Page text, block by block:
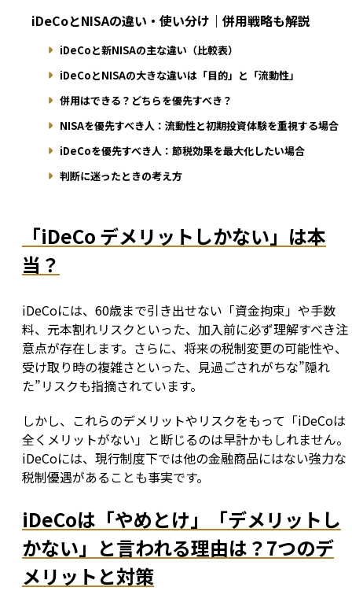
iDeCoとNISAの違い・使い分け｜併用戦略も解説
iDeCoと新NISAの主な違い（比較表）
iDeCoとNISAの大きな違いは「目的」と「流動性」
併用はできる？どちらを優先すべき？
NISAを優先すべき人：流動性と初期投資体験を重視する場合
iDeCoを優先すべき人：節税効果を最大化したい場合
判断に迷ったときの考え方
「iDeCo デメリットしかない」は本
当？
iDeCoには、60歳まで引き出せない「資金拘束」や手数
料、元本割れリスクといった、加入前に必ず理解すべき注
意点が存在します。さらに、将来の税制変更の可能性や、
受け取り時の複雑さといった、見過ごされがちな”隠れ
た”リスクも指摘されています。
しかし、これらのデメリットやリスクをもって「iDeCoは
全くメリットがない」と断じるのは早計かもしれません。
iDeCoには、現行制度下では他の金融商品にはない強力な
税制優遇があることも事実です。
iDeCoは「やめとけ」「デメリットし
かない」と言われる理由は？7つのデ
メリットと対策